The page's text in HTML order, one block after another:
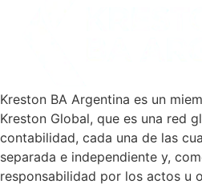
Kreston BA Argentina es un
Kreston Global, que es una red
contabilidad, cada una de las
separada e independiente y,
responsabilidad por los actos u